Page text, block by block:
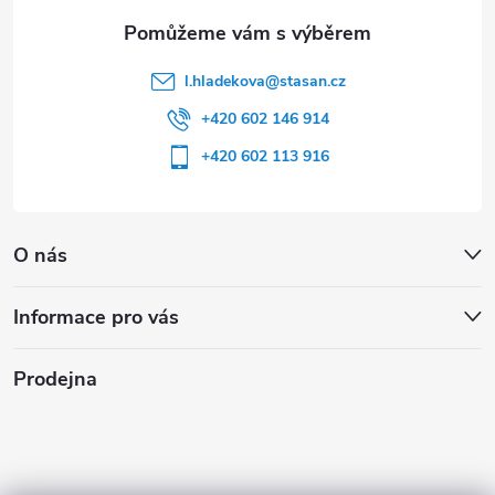
O nás
Informace pro vás
l.hladekova@stasan.cz
+420 602 146 914
+420 602 113 916
Prodejna